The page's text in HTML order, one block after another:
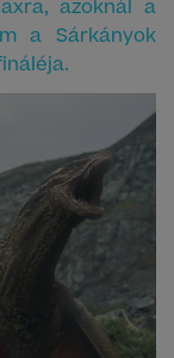
azoknál a
a Sárkányok